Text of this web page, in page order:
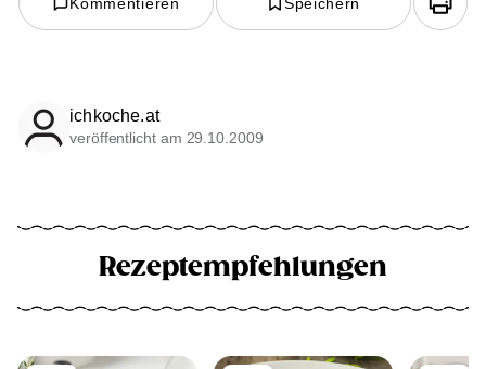
ichkoche.at
veröffentlicht am 29.10.2009
Rezeptempfehlungen